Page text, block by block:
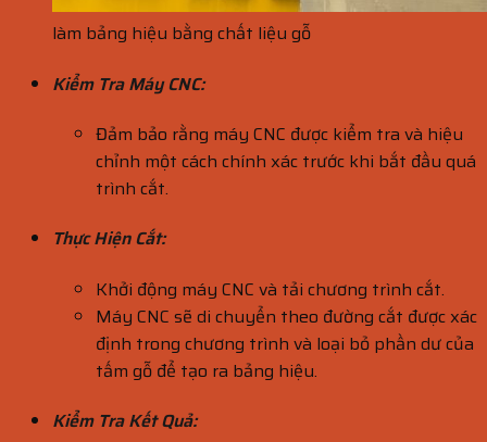
làm bảng hiệu bằng chất liệu gỗ
Kiểm Tra Máy CNC:
Đảm bảo rằng máy CNC được kiểm tra và hiệu
chỉnh một cách chính xác trước khi bắt đầu quá
trình cắt.
Thực Hiện Cắt:
Khởi động máy CNC và tải chương trình cắt.
Máy CNC sẽ di chuyển theo đường cắt được xác
định trong chương trình và loại bỏ phần dư của
tấm gỗ để tạo ra bảng hiệu.
Kiểm Tra Kết Quả: